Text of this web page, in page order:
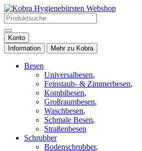
Konto
Information
Mehr zu Kobra
Besen
Universalbesen,
Feinstaub- & Zimmerbesen,
Kombibesen,
Großraumbesen,
Waschbesen,
Schmale Besen,
Straßenbesen
Schrubber
Bodenschrubber,